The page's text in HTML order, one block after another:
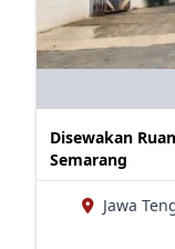
Disewakan
Semarang
Jawa